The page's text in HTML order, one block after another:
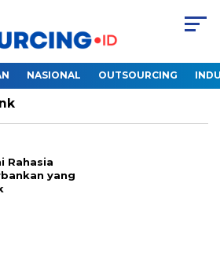
NASIONAL OUTSOURCING
Rahasia
yang